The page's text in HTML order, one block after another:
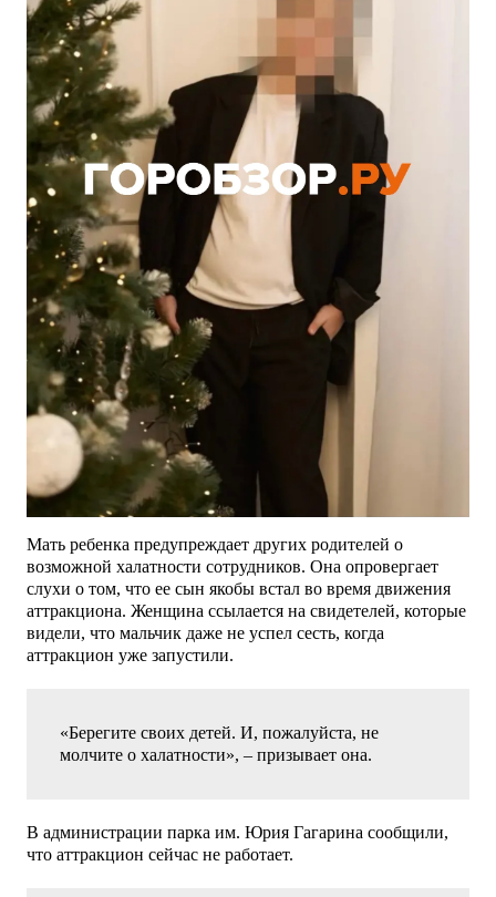
Мать ребенка предупреждает других родителей о
возможной халатности сотрудников. Она опровергает
слухи о том, что ее сын якобы встал во время движения
аттракциона. Женщина ссылается на свидетелей, которые
видели, что мальчик даже не успел сесть, когда
аттракцион уже запустили.
«Берегите своих детей. И, пожалуйста, не
молчите о халатности», – призывает она.
В администрации парка им. Юрия Гагарина сообщили,
что аттракцион сейчас не работает.